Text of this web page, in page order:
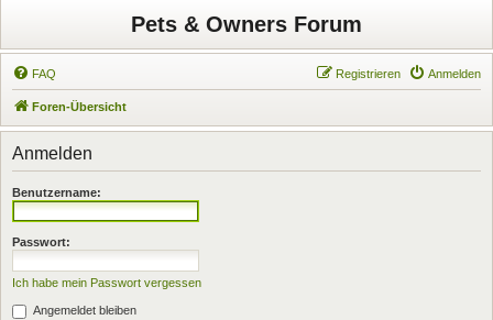
Pets & Owners Forum
FAQ Anmelden
Registrieren
Foren-Übersicht
Anmelden
Benutzername:
Passwort:
Ich habe mein Passwort vergessen
Angemeldet bleiben